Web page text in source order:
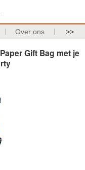
Over ons >>
Gift Bag met je